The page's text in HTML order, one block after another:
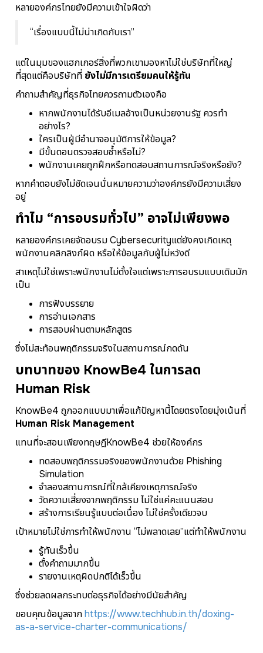
หลายองค์กรไทยยังมีความเข้าใจผิดว่า
“เรื่องแบบนี้ไม่น่าเกิดกับเรา”
แต่ในมุมของแฮกเกอร์สิ่งที่พวกเขามองหาไม่ใช่บริษัทที่ใหญ่
ที่สุดแต่คือบริษัทที่ ยังไม่มีการเตรียมคนให้รู้ทัน
คำถามสำคัญที่ธุรกิจไทยควรถามตัวเองคือ
หากพนักงานได้รับอีเมลอ้างเป็นหน่วยงานรัฐ ควรทำ
อย่างไร?
ใครเป็นผู้มีอำนาจอนุมัติการให้ข้อมูล?
มีขั้นตอนตรวจสอบซ้ำหรือไม่?
พนักงานเคยถูกฝึกหรือทดสอบสถานการณ์จริงหรือยัง?
หากคำตอบยังไม่ชัดเจนนั่นหมายความว่าองค์กรยังมีความเสี่ยง
อยู่
ทำไม “การอบรมทั่วไป” อาจไม่เพียงพอ
หลายองค์กรเคยจัดอบรม Cybersecurityแต่ยังคงเกิดเหตุ
พนักงานคลิกลิงก์ผิด หรือให้ข้อมูลกับผู้ไม่หวังดี
สาเหตุไม่ใช่เพราะพนักงานไม่ตั้งใจแต่เพราะการอบรมแบบเดิมมัก
เป็น
การฟังบรรยาย
การอ่านเอกสาร
การสอบผ่านตามหลักสูตร
ซึ่งไม่สะท้อนพฤติกรรมจริงในสถานการณ์กดดัน
บทบาทของ KnowBe4 ในการลด
Human Risk
KnowBe4 ถูกออกแบบมาเพื่อแก้ปัญหานี้โดยตรงโดยมุ่งเน้นที่
Human Risk Management
แทนที่จะสอนเพียงทฤษฎีKnowBe4 ช่วยให้องค์กร
ทดสอบพฤติกรรมจริงของพนักงานด้วย Phishing
Simulation
จำลองสถานการณ์ที่ใกล้เคียงเหตุการณ์จริง
วัดความเสี่ยงจากพฤติกรรม ไม่ใช่แค่คะแนนสอบ
สร้างการเรียนรู้แบบต่อเนื่อง ไม่ใช่ครั้งเดียวจบ
เป้าหมายไม่ใช่การทำให้พนักงาน “ไม่พลาดเลย”แต่ทำให้พนักงาน
รู้ทันเร็วขึ้น
ตั้งคำถามมากขึ้น
รายงานเหตุผิดปกติได้เร็วขึ้น
ซึ่งช่วยลดผลกระทบต่อธุรกิจได้อย่างมีนัยสำคัญ
ขอบคุณข้อมูลจากhttps://www.techhub.in.th/doxing-
as-a-service-charter-communications/